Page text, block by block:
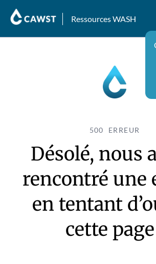
Ressources WASH
500 ERREUR
Désolé, nous
rencontré une
en tentant
cette